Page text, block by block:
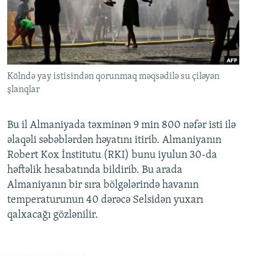
Kölndə yay istisindən qorunmaq məqsədilə su çiləyən
şlanqlar
Bu il Almaniyada təxminən 9 min 800 nəfər isti ilə
əlaqəli səbəblərdən həyatını itirib. Almaniyanın
Robert Kox İnstitutu (RKI) bunu iyulun 30-da
həftəlik hesabatında bildirib. Bu arada
Almaniyanın bir sıra bölgələrində havanın
temperaturunun 40 dərəcə Selsidən yuxarı
qalxacağı gözlənilir.